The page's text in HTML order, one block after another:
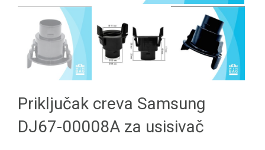
Priključak creva Samsung
DJ67-00008A za usisivač